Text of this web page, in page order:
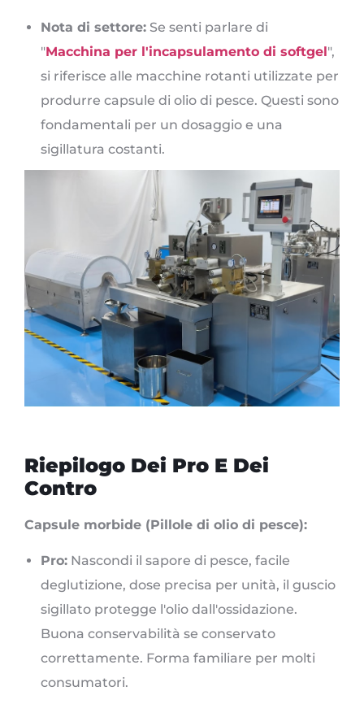
Nota di settore: Se senti parlare di
"Macchina per l'incapsulamento di softgel",
si riferisce alle macchine rotanti utilizzate per
produrre capsule di olio di pesce. Questi sono
fondamentali per un dosaggio e una
sigillatura costanti.
Riepilogo Dei Pro E Dei
Contro
Capsule morbide (Pillole di olio di pesce):
Pro: Nascondi il sapore di pesce, facile
deglutizione, dose precisa per unità, il guscio
sigillato protegge l'olio dall'ossidazione.
Buona conservabilità se conservato
correttamente. Forma familiare per molti
consumatori.